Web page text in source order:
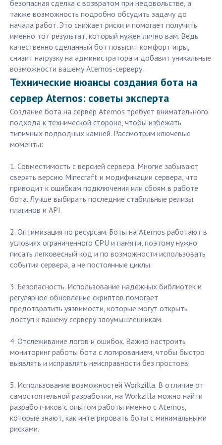
безопасная сделка с возвратом при недовольстве, а
также возможность подробно обсудить задачу до
начала работ. Это снижает риски и помогает получить
именно тот результат, который нужен лично вам. Ведь
качественно сделанный бот повысит комфорт игры,
снизит нагрузку на администратора и добавит уникальные
возможности вашему Aternos-серверу.
Технические нюансы создания бота на
сервер Aternos: советы эксперта
Создание бота на сервер Aternos требует внимательного
подхода к технической стороне, чтобы избежать
типичных подводных камней. Рассмотрим ключевые
моменты:
1. Совместимость с версией сервера. Многие забывают
сверять версию Minecraft и модификации сервера, что
приводит к ошибкам подключения или сбоям в работе
бота. Лучше выбирать последние стабильные релизы
плагинов и API.
2. Оптимизация по ресурсам. Боты на Aternos работают в
условиях ограниченного CPU и памяти, поэтому нужно
писать легковесный код и по возможности использовать
события сервера, а не постоянные циклы.
3. Безопасность. Использование надёжных библиотек и
регулярное обновление скриптов помогает
предотвратить уязвимости, которые могут открыть
доступ к вашему серверу злоумышленникам.
4. Отслеживание логов и ошибок. Важно настроить
мониторинг работы бота с логированием, чтобы быстро
выявлять и исправлять неисправности без простоев.
5. Использование возможностей Workzilla. В отличие от
самостоятельной разработки, на Workzilla можно найти
разработчиков с опытом работы именно с Aternos,
которые знают, как интегрировать боты с минимальными
рисками.